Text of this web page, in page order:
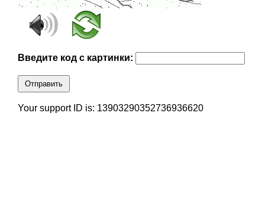
Введите код с картинки:
Отправить
Your support ID is: 13903290352736936620